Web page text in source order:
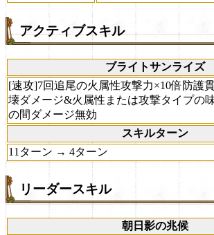
アクティブスキル
ブライトサンライズ
[速攻]7回追尾の火属性攻撃力×10倍防護
壊ダメージ&火属性または攻撃タイプの
の間ダメージ無効
スキルターン
11ターン → 4ターン
リーダースキル
朝日影の兆候